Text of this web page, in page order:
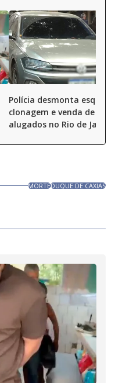
Polícia desmonta
clonagem e venda de
alugados no Rio de
MORTEDUQUE DE CAXIAS